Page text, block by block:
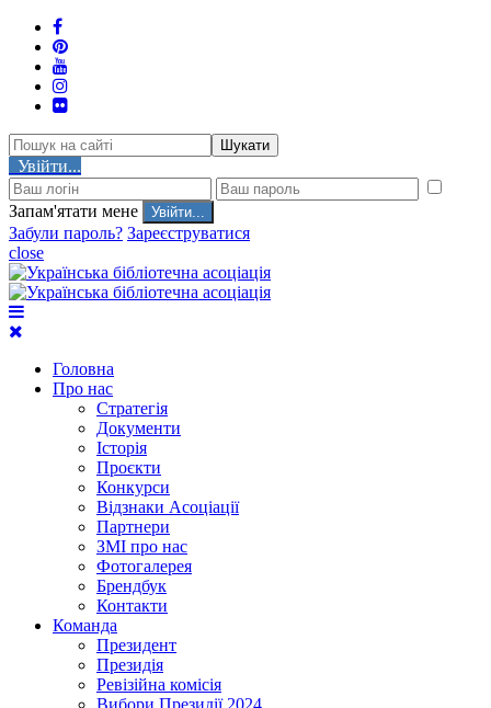
Шукати
Увійти...
Запам'ятати мене
Забули пароль? Зареєструватися
close
Головна
Про нас
Стратегія
Документи
Історія
Проєкти
Конкурси
Відзнаки Асоціації
Партнери
ЗМІ про нас
Фотогалерея
Брендбук
Контакти
Команда
Президент
Президія
Ревізійна комісія
Вибори Президії 2024